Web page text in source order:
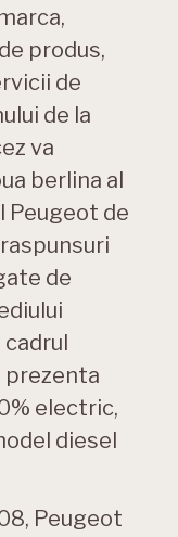
produs,
de
de la
va
berlina al
Peugeot de
de
prezenta
electric,
diesel
Peugeot